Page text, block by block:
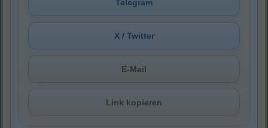
Telegram
X / Twitter
E-Mail
Link kopieren